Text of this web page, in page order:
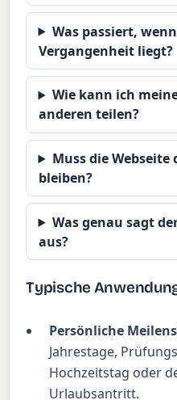
Was passiert,
Vergangenheit liegt?
Wie kann ich
anderen teilen?
Muss die
bleiben?
Was genau sagt
aus?
Typische
Persönliche
Jahrestage,
Hochzeitstag oder
Urlaubsantritt.